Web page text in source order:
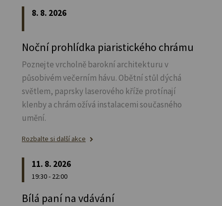
8. 8. 2026
Noční prohlídka piaristického chrámu
Poznejte vrcholně barokní architekturu v
působivém večerním hávu. Obětní stůl dýchá
světlem, paprsky laserového kříže protínají
klenby a chrám ožívá instalacemi současného
umění.
Rozbalte si další akce
11. 8. 2026
19:30 - 22:00
Bílá paní na vdávání